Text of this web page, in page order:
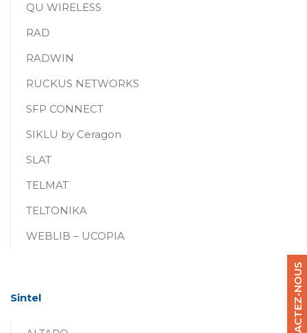
CONTACTEZ-NOUS
QU WIRELESS
RAD
RADWIN
RUCKUS NETWORKS
SFP CONNECT
SIKLU by Ceragon
SLAT
TELMAT
TELTONIKA
WEBLIB – UCOPIA
Sintel